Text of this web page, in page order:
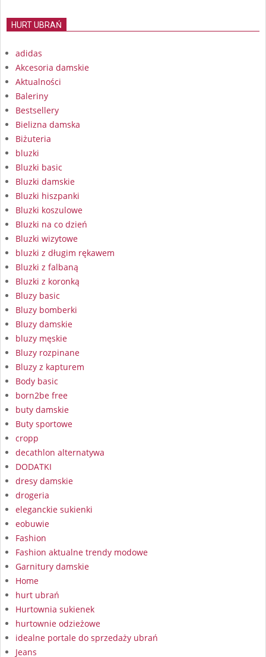
HURT UBRAŃ
adidas
Akcesoria damskie
Aktualności
Baleriny
Bestsellery
Bielizna damska
Biżuteria
bluzki
Bluzki basic
Bluzki damskie
Bluzki hiszpanki
Bluzki koszulowe
Bluzki na co dzień
Bluzki wizytowe
bluzki z długim rękawem
Bluzki z falbaną
Bluzki z koronką
Bluzy basic
Bluzy bomberki
Bluzy damskie
bluzy męskie
Bluzy rozpinane
Bluzy z kapturem
Body basic
born2be free
buty damskie
Buty sportowe
cropp
decathlon alternatywa
DODATKI
dresy damskie
drogeria
eleganckie sukienki
eobuwie
Fashion
Fashion aktualne trendy modowe
Garnitury damskie
Home
hurt ubrań
Hurtownia sukienek
hurtownie odzieżowe
idealne portale do sprzedaży ubrań
Jeans